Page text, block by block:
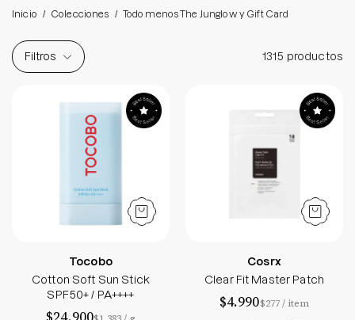
Parche para granitos
Rastrear mi Pedido
Parches para granitos internos
Parches para manchitas pos acné
Inicio / Colecciones / Todo menos The Junglow y Gift Card
Filtros 1315 productos
Cotton Soft Sun Stick SPF50+ / PA++++
Tocobo
Cotton Soft Sun Stick
SPF50+ / PA++++
Clear Fit
Cosrx
Clear Fit Master Patch
$4.990$277/ por
item